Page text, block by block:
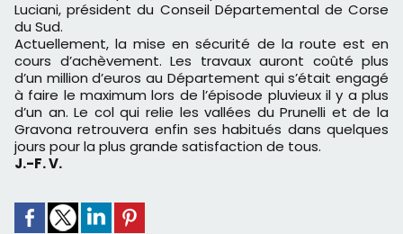
Luciani, président du Conseil Départemental de Corse
du Sud.
Actuellement, la mise en sécurité de la route est en
cours d’achèvement. Les travaux auront coûté plus
d’un million d’euros au Département qui s’était engagé
à faire le maximum lors de l’épisode pluvieux il y a plus
d’un an. Le col qui relie les vallées du Prunelli et de la
Gravona retrouvera enfin ses habitués dans quelques
jours pour la plus grande satisfaction de tous.
J.-F. V.